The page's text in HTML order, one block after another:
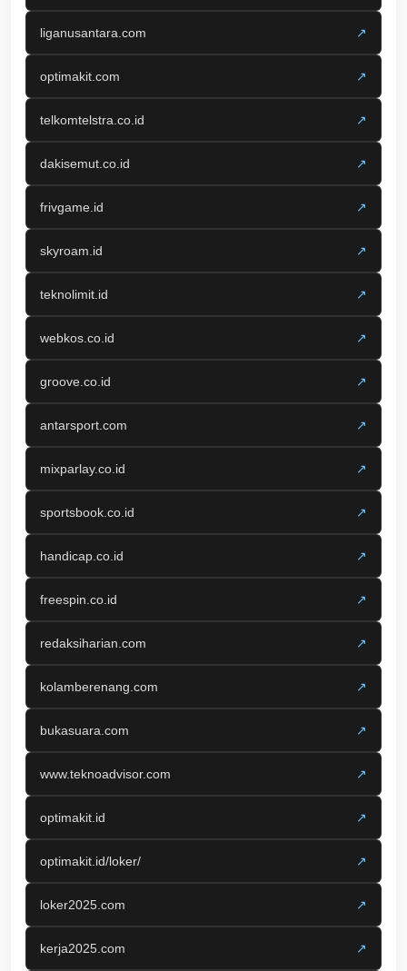
liganusantara.com ↗
optimakit.com ↗
telkomtelstra.co.id ↗
dakisemut.co.id ↗
frivgame.id ↗
skyroam.id ↗
teknolimit.id ↗
webkos.co.id ↗
groove.co.id ↗
antarsport.com ↗
mixparlay.co.id ↗
sportsbook.co.id ↗
handicap.co.id ↗
freespin.co.id ↗
redaksiharian.com ↗
kolamberenang.com ↗
bukasuara.com ↗
www.teknoadvisor.com ↗
optimakit.id ↗
optimakit.id/loker/ ↗
loker2025.com ↗
kerja2025.com ↗